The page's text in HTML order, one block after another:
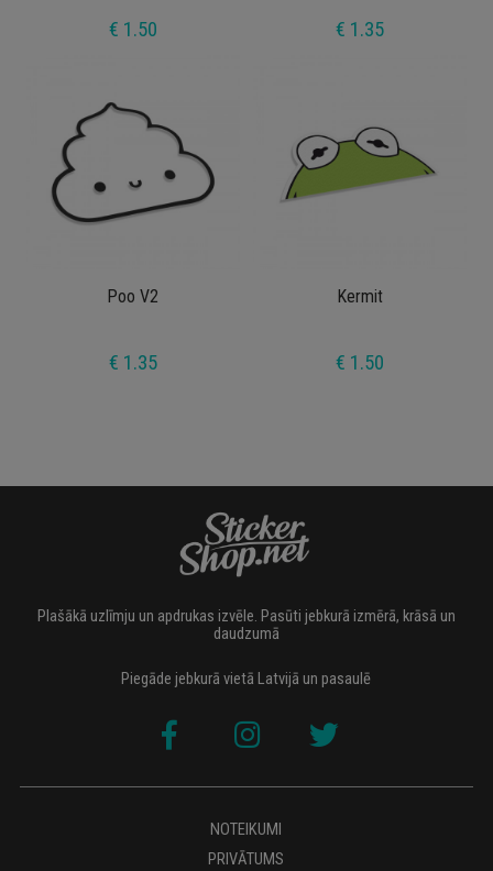
€ 1.50 € 1.35
Poo V2
€ 1.35
Kermit
€ 1.50
Plašākā uzlīmju un apdrukas izvēle. Pasūti jebkurā izmērā, krāsā un
daudzumā
Piegāde jebkurā vietā Latvijā un pasaulē
NOTEIKUMI
PRIVĀTUMS